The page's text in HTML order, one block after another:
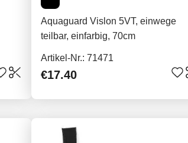
Aquaguard Vislon 5VT, einwege
teilbar, einfarbig, 70cm
Artikel-Nr.: 71471
€17.40